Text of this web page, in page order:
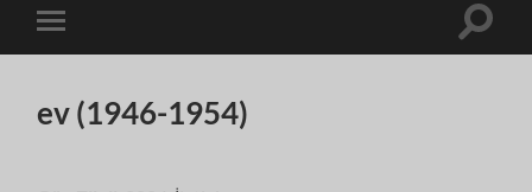
Toggle
mobile
Toggle
ev (1946-1954)